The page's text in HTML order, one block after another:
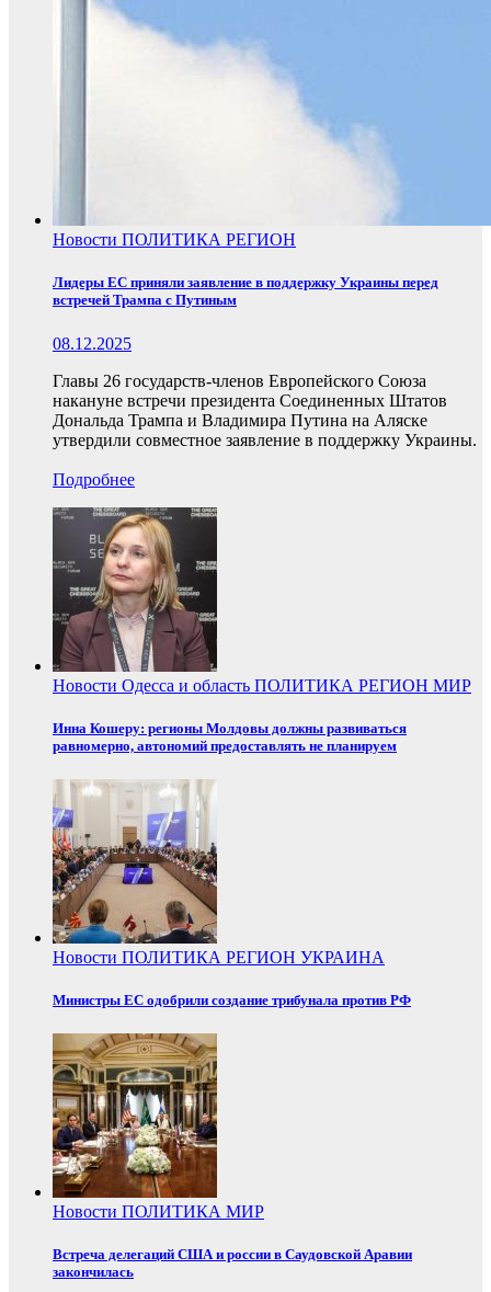
Новости ПОЛИТИКА РЕГИОН
Лидеры ЕС приняли заявление в поддержку Украины перед
встречей Трампа с Путиным
08.12.2025
Главы 26 государств-членов Европейского Союза
накануне встречи президента Соединенных Штатов
Дональда Трампа и Владимира Путина на Аляске
утвердили совместное заявление в поддержку Украины.
Подробнее
Новости Одесса и область ПОЛИТИКА РЕГИОН МИР
Инна Кошеру: регионы Молдовы должны развиваться
равномерно, автономий предоставлять не планируем
Новости ПОЛИТИКА РЕГИОН УКРАИНА
Министры ЕС одобрили создание трибунала против РФ
Новости ПОЛИТИКА МИР
Встреча делегаций США и россии в Саудовской Аравии
закончилась